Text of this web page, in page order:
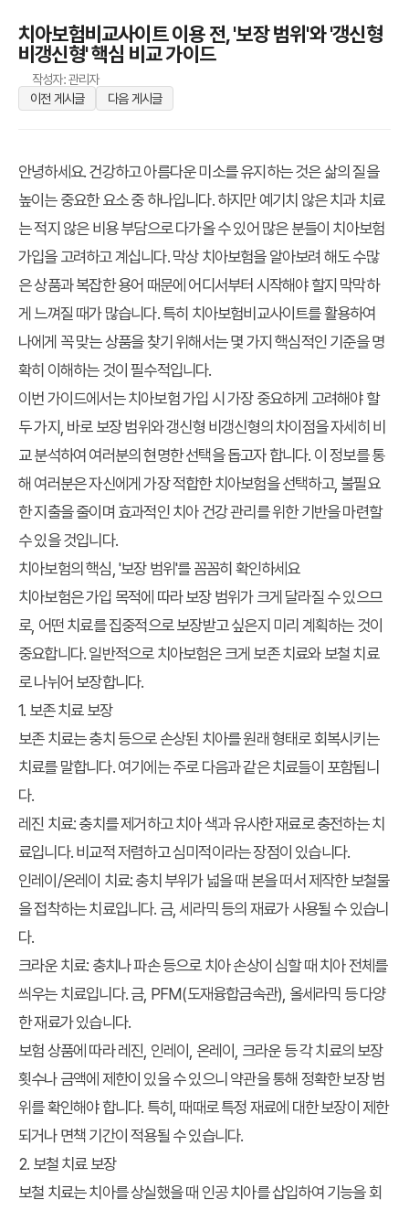
치아보험비교사이트 이용 전, '보장 범위'와 '갱신형
비갱신형' 핵심 비교 가이드
작성자: 관리자
이전 게시글
다음 게시글
안녕하세요. 건강하고 아름다운 미소를 유지하는 것은 삶의 질을
높이는 중요한 요소 중 하나입니다. 하지만 예기치 않은 치과 치료
는 적지 않은 비용 부담으로 다가올 수 있어 많은 분들이 치아보험
가입을 고려하고 계십니다. 막상 치아보험을 알아보려 해도 수많
은 상품과 복잡한 용어 때문에 어디서부터 시작해야 할지 막막하
게 느껴질 때가 많습니다. 특히 치아보험비교사이트를 활용하여
나에게 꼭 맞는 상품을 찾기 위해서는 몇 가지 핵심적인 기준을 명
확히 이해하는 것이 필수적입니다.
이번 가이드에서는 치아보험 가입 시 가장 중요하게 고려해야 할
두 가지, 바로보장 범위와갱신형 비갱신형의 차이점을 자세히 비
교 분석하여 여러분의 현명한 선택을 돕고자 합니다. 이 정보를 통
해 여러분은 자신에게 가장 적합한 치아보험을 선택하고, 불필요
한 지출을 줄이며 효과적인 치아 건강 관리를 위한 기반을 마련할
수 있을 것입니다.
치아보험의 핵심, '보장 범위'를 꼼꼼히 확인하세요
치아보험은 가입 목적에 따라보장 범위가 크게 달라질 수 있으므
로, 어떤 치료를 집중적으로 보장받고 싶은지 미리 계획하는 것이
중요합니다. 일반적으로 치아보험은 크게 보존 치료와 보철 치료
로 나뉘어 보장합니다.
1. 보존 치료 보장
보존 치료는 충치 등으로 손상된 치아를 원래 형태로 회복시키는
치료를 말합니다. 여기에는 주로 다음과 같은 치료들이 포함됩니
다.
레진 치료: 충치를 제거하고 치아 색과 유사한 재료로 충전하는 치
료입니다. 비교적 저렴하고 심미적이라는 장점이 있습니다.
인레이/온레이 치료: 충치 부위가 넓을 때 본을 떠서 제작한 보철물
을 접착하는 치료입니다. 금, 세라믹 등의 재료가 사용될 수 있습니
다.
크라운 치료: 충치나 파손 등으로 치아 손상이 심할 때 치아 전체를
씌우는 치료입니다. 금, PFM(도재융합금속관), 올세라믹 등 다양
한 재료가 있습니다.
보험 상품에 따라 레진, 인레이, 온레이, 크라운 등 각 치료의 보장
횟수나 금액에 제한이 있을 수 있으니 약관을 통해 정확한보장 범
위를 확인해야 합니다. 특히, 때때로 특정 재료에 대한 보장이 제한
되거나 면책 기간이 적용될 수 있습니다.
2. 보철 치료 보장
보철 치료는 치아를 상실했을 때 인공 치아를 삽입하여 기능을 회